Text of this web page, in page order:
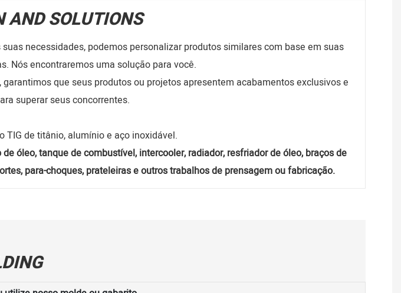
AND SOLUTIONS
necessidades, podemos personalizar produtos similares com base em suas
Nós encontraremos uma solução para você.
que seus produtos ou projetos apresentem acabamentos exclusivos e
superar seus concorrentes.
TIG de titânio, alumínio e aço inoxidável.
óleo, tanque de combustível, intercooler, radiador, resfriador de óleo, braços de
para-choques, prateleiras e outros trabalhos de prensagem ou fabricação.